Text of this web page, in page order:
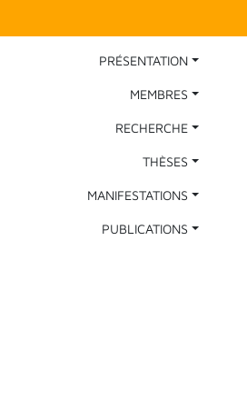
Main Navigation
PRÉSENTATION
MEMBRES
RECHERCHE
THÈSES
MANIFESTATIONS
PUBLICATIONS
cookies